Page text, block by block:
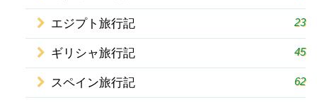
エジプト旅行記 23
ギリシャ旅行記 45
スペイン旅行記 62